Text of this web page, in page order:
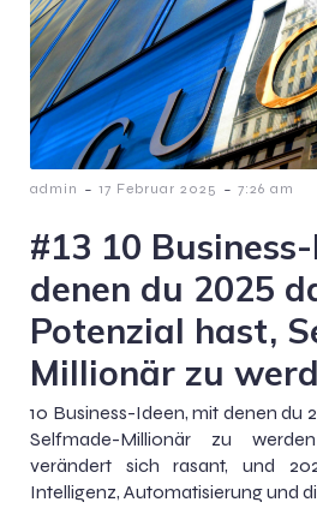
admin - 17 Februar 2025 - 7:26 am
#13 10
denen du 2025
Potenzial hast,
Millionär zu
10 Business-Ideen, mit denen du
Selfmade-Millionär zu
verändert sich rasant, und
Intelligenz, Automatisierung und